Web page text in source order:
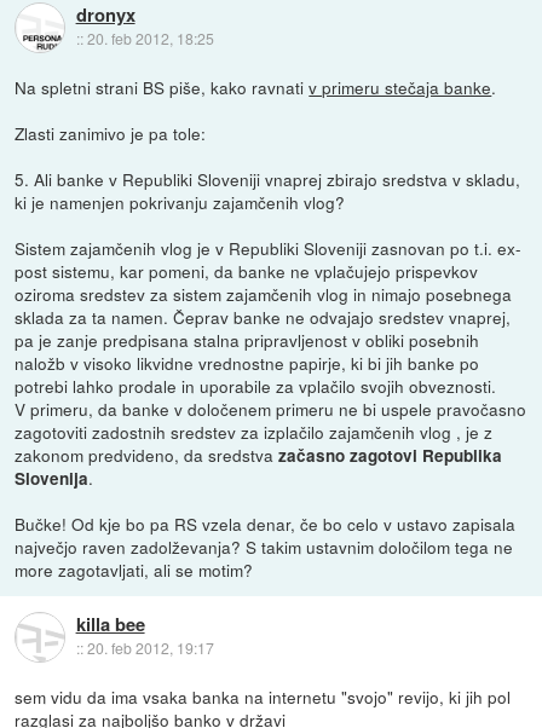
dronyx
::20. feb 2012, 18:25
Na spletni strani BS piše, kako ravnativ primeru stečaja banke.
Zlasti zanimivo je pa tole:
5. Ali banke v Republiki Sloveniji vnaprej zbirajo sredstva v skladu,
ki je namenjen pokrivanju zajamčenih vlog?
Sistem zajamčenih vlog je v Republiki Sloveniji zasnovan po t.i. ex-
post sistemu, kar pomeni, da banke ne vplačujejo prispevkov
oziroma sredstev za sistem zajamčenih vlog in nimajo posebnega
sklada za ta namen. Čeprav banke ne odvajajo sredstev vnaprej,
pa je zanje predpisana stalna pripravljenost v obliki posebnih
naložb v visoko likvidne vrednostne papirje, ki bi jih banke po
potrebi lahko prodale in uporabile za vplačilo svojih obveznosti.
V primeru, da banke v določenem primeru ne bi uspele pravočasno
zagotoviti zadostnih sredstev za izplačilo zajamčenih vlog , je z
zakonom predvideno, da sredstvazačasno zagotovi Republika
Slovenija.
Bučke! Od kje bo pa RS vzela denar, če bo celo v ustavo zapisala
največjo raven zadolževanja? S takim ustavnim določilom tega ne
more zagotavljati, ali se motim?
killa bee
::20. feb 2012, 19:17
sem vidu da ima vsaka banka na internetu "svojo" revijo, ki jih pol
razglasi za najboljšo banko v državi